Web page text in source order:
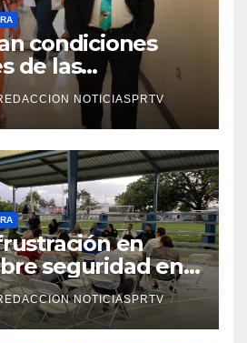
condiciones
de las
Departamento
en Mayagüez
NOTICIASPRTV
en
seguridad en
NOTICIASPRTV